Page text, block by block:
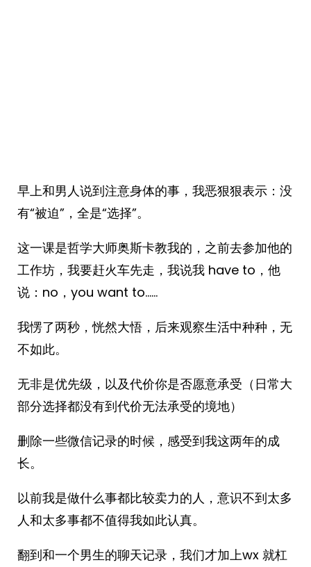
早上和男人说到注意身体的事，我恶狠狠表示：没
有“被迫”，全是“选择”。
这一课是哲学大师奥斯卡教我的，之前去参加他的
工作坊，我要赶火车先走，我说我 have to，他
说：no，you want to……
我愣了两秒，恍然大悟，后来观察生活中种种，无
不如此。
无非是优先级，以及代价你是否愿意承受（日常大
部分选择都没有到代价无法承受的境地）
删除一些微信记录的时候，感受到我这两年的成
长。
以前我是做什么事都比较卖力的人，意识不到太多
人和太多事都不值得我如此认真。
翻到和一个男生的聊天记录，我们才加上wx 就杠